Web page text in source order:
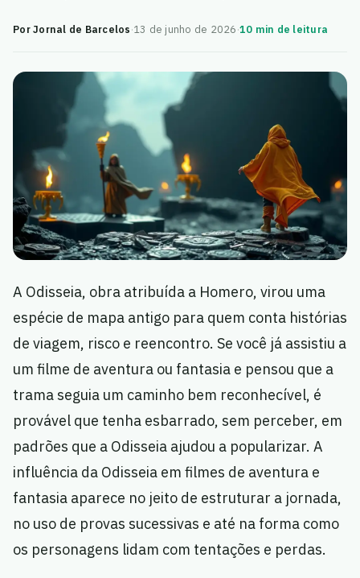
Por Jornal de Barcelos·13 de junho de 2026·10 min de leitura
A Odisseia, obra atribuída a Homero, virou uma
espécie de mapa antigo para quem conta histórias
de viagem, risco e reencontro. Se você já assistiu a
um filme de aventura ou fantasia e pensou que a
trama seguia um caminho bem reconhecível, é
provável que tenha esbarrado, sem perceber, em
padrões que a Odisseia ajudou a popularizar. A
influência da Odisseia em filmes de aventura e
fantasia aparece no jeito de estruturar a jornada,
no uso de provas sucessivas e até na forma como
os personagens lidam com tentações e perdas.